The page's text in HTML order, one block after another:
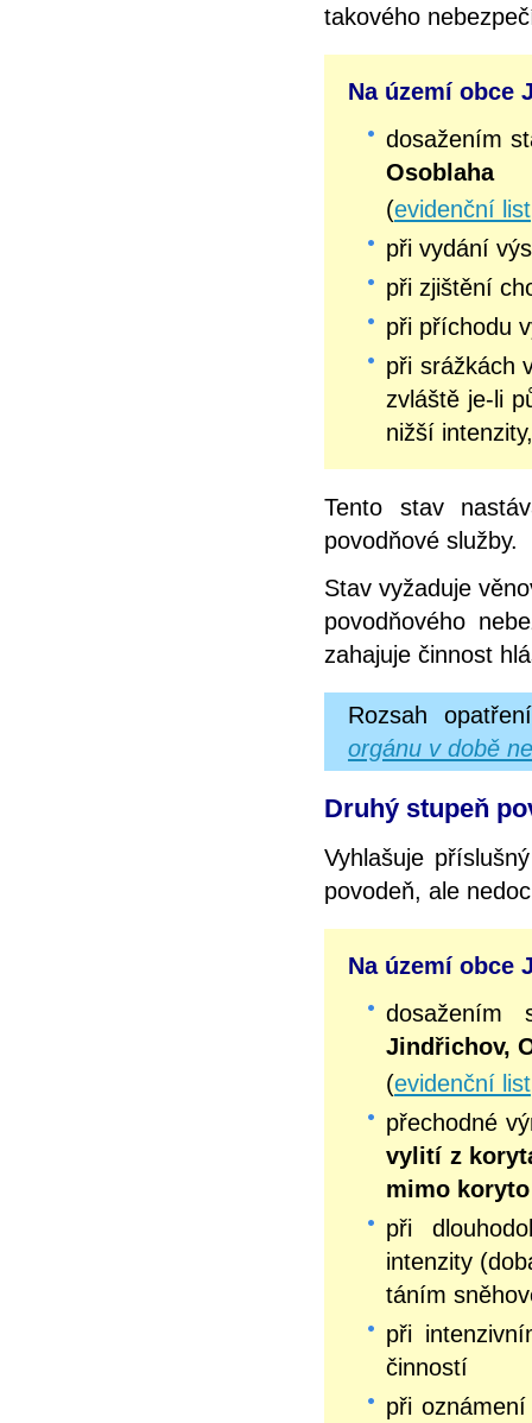
takového
Na území obce
dosažením
Osoblaha
(evidenční list
při vydání
při zjištění
při příchodu
při srážkách
zvláště je-li
nižší
Tento stav
povodňové služby.
Stav vyžaduje
povodňového
zahajuje činnost
Rozsah
orgánu v době
Druhý stupeň
Vyhlašuje
povodeň, ale
Na území obce
Jindřichov,
(evidenční
přechodné
vylití z
mimo koryto
při
intenzity
táním
při
činností
při